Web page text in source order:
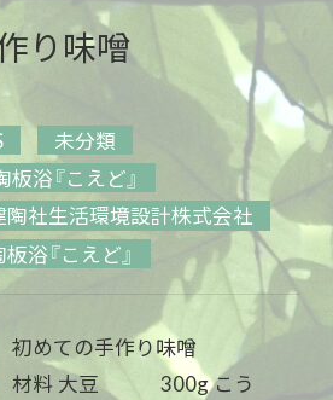
り味噌
未分類
浴『こえど』
社生活環境設計株式会社
浴『こえど』
初めての手作り味噌
材料 大豆 300g こう